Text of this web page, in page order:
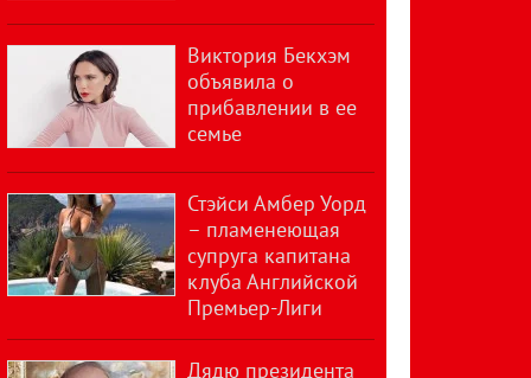
Виктория Бекхэм
объявила о
прибавлении в ее
семье
Стэйси Амбер Уорд
– пламенеющая
супруга капитана
клуба Английской
Премьер-Лиги
Дядю президента